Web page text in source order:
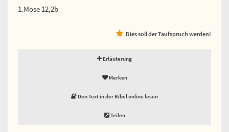
1.Mose 12,2b
Dies soll der Taufspruch werden!
Erläuterung
Merken
Den Text in der Bibel online lesen
Teilen